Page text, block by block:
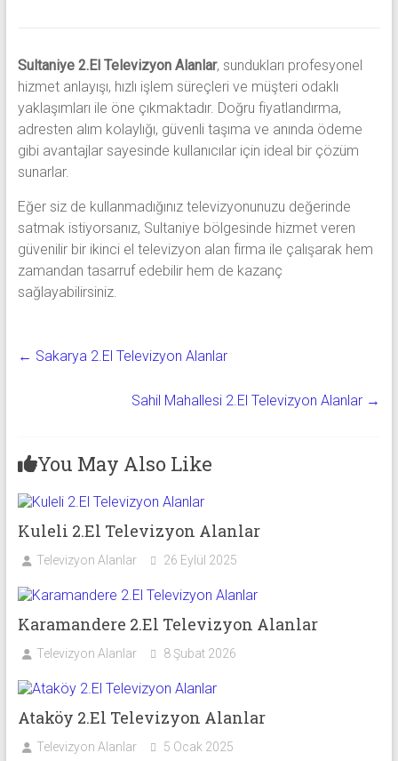
Sultaniye 2.El Televizyon Alanlar, sundukları profesyonel
hizmet anlayışı, hızlı işlem süreçleri ve müşteri odaklı
yaklaşımları ile öne çıkmaktadır. Doğru fiyatlandırma,
adresten alım kolaylığı, güvenli taşıma ve anında ödeme
gibi avantajlar sayesinde kullanıcılar için ideal bir çözüm
sunarlar.
Eğer siz de kullanmadığınız televizyonunuzu değerinde
satmak istiyorsanız, Sultaniye bölgesinde hizmet veren
güvenilir bir ikinci el televizyon alan firma ile çalışarak hem
zamandan tasarruf edebilir hem de kazanç
sağlayabilirsiniz.
← Sakarya 2.El Televizyon Alanlar
Sahil Mahallesi 2.El Televizyon Alanlar →
You May Also Like
Kuleli 2.El Televizyon Alanlar
Televizyon Alanlar 26 Eylül 2025
Karamandere 2.El Televizyon Alanlar
Televizyon Alanlar 8 Şubat 2026
Ataköy 2.El Televizyon Alanlar
Televizyon Alanlar 5 Ocak 2025